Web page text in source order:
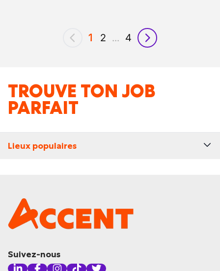
précédent
1 2 ... 4
suivant
TROUVE TON JOB
PARFAIT
Lieux populaires
Suivez-nous